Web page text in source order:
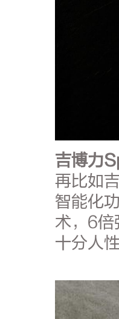
吉博力
再比如
智能化
术，6
十分人